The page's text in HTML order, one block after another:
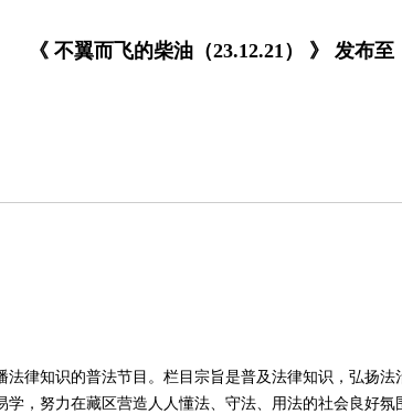
《 不翼而飞的柴油（23.12.21） 》 发布至
律知识的普法节目。栏目宗旨是普及法律知识，弘扬
，努力在藏区营造人人懂法、守法、用法的社会良好氛